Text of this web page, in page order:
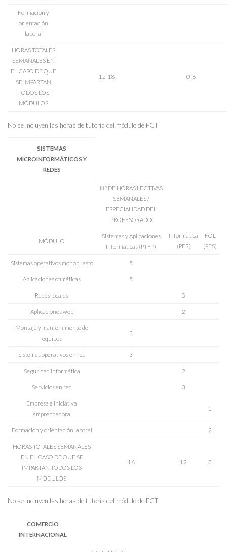
Formación y
orientación
laboral
HORAS TOTALES
SEMANALES EN
EL CASO DE QUE
SE IMPARTAN
TODOS LOS
MÓDULOS
12-18 0-6
No se incluyen las horas de tutoría del módulo de FCT
SISTEMAS
MICROINFORMÁTICOS Y
REDES
N.º DE HORAS LECTIVAS
SEMANALES /
ESPECIALIDAD DEL
PROFESORADO
MÓDULO
Sistemas y Aplicaciones
Informáticas (PTFP)
Informática
(PES)
FOL
(PES)
Sistemas operativos monopuesto 5
Aplicaciones ofimáticas 5
Redes locales 5
Aplicaciones web 2
Montaje y mantenimiento de
equipos
3
Sistemas operativos en red 3
Seguridad informática 2
Servicios en red 3
Empresa e iniciativa
emprendedora
1
Formación y orientación laboral 2
HORAS TOTALES SEMANALES
EN EL CASO DE QUE SE
IMPARTAN TODOS LOS
MÓDULOS
16 12 3
No se incluyen las horas de tutoría del módulo de FCT
COMERCIO
INTERNACIONAL